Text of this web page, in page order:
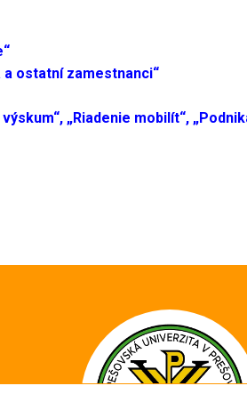
ostatní zamestnanci“
„Riadenie mobilít“,